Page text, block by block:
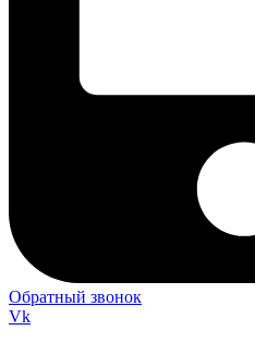
Обратный звонок
Vk